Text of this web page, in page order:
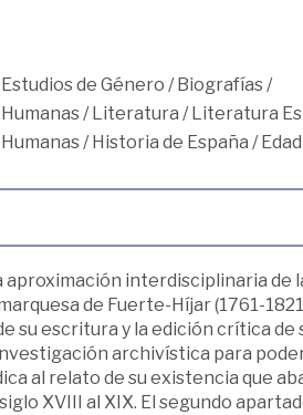
Estudios de Género /Biografías/
/Literatura /Literatura
/Historia de España /
interdisciplinaria de
de Fuerte-Híjar (1761-
su escritura y la edición crítica
archivística para
al relato de su existencia que
XVIII al XIX. El segundo